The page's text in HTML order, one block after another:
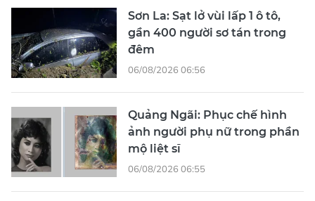
Sơn La: Sạt lở vùi lấp 1 ô tô,
gần 400 người sơ tán trong
đêm
06/08/2026 06:56
Quảng Ngãi: Phục chế hình
ảnh người phụ nữ trong phần
mộ liệt sĩ
06/08/2026 06:55